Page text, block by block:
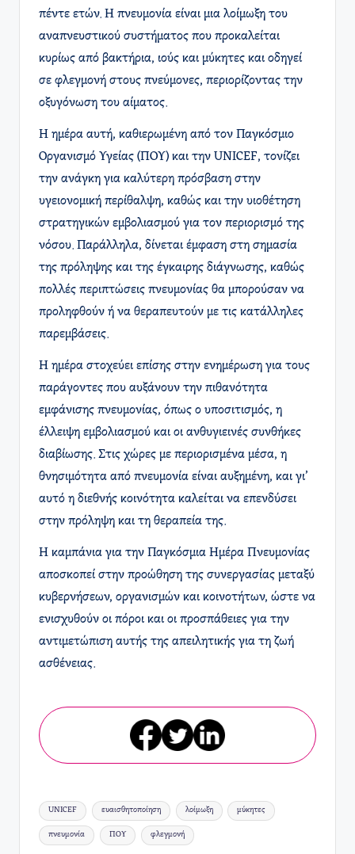
πέντε ετών. Η πνευμονία είναι μια λοίμωξη του
αναπνευστικού συστήματος που προκαλείται
κυρίως από βακτήρια, ιούς και μύκητες και οδηγεί
σε φλεγμονή στους πνεύμονες, περιορίζοντας την
οξυγόνωση του αίματος.
Η ημέρα αυτή, καθιερωμένη από τον Παγκόσμιο
Οργανισμό Υγείας (ΠΟΥ) και την UNICEF, τονίζει
την ανάγκη για καλύτερη πρόσβαση στην
υγειονομική περίθαλψη, καθώς και την υιοθέτηση
στρατηγικών εμβολιασμού για τον περιορισμό της
νόσου. Παράλληλα, δίνεται έμφαση στη σημασία
της πρόληψης και της έγκαιρης διάγνωσης, καθώς
πολλές περιπτώσεις πνευμονίας θα μπορούσαν να
προληφθούν ή να θεραπευτούν με τις κατάλληλες
παρεμβάσεις.
Η ημέρα στοχεύει επίσης στην ενημέρωση για τους
παράγοντες που αυξάνουν την πιθανότητα
εμφάνισης πνευμονίας, όπως ο υποσιτισμός, η
έλλειψη εμβολιασμού και οι ανθυγιεινές συνθήκες
διαβίωσης. Στις χώρες με περιορισμένα μέσα, η
θνησιμότητα από πνευμονία είναι αυξημένη, και γι’
αυτό η διεθνής κοινότητα καλείται να επενδύσει
στην πρόληψη και τη θεραπεία της.
Η καμπάνια για την Παγκόσμια Ημέρα Πνευμονίας
αποσκοπεί στην προώθηση της συνεργασίας μεταξύ
κυβερνήσεων, οργανισμών και κοινοτήτων, ώστε να
ενισχυθούν οι πόροι και οι προσπάθειες για την
αντιμετώπιση αυτής της απειλητικής για τη ζωή
ασθένειας.
Ετικέτες:
UNICEF ευαισθητοποίηση λοίμωξη μύκητες
πνευμονία ΠΟΥ φλεγμονή